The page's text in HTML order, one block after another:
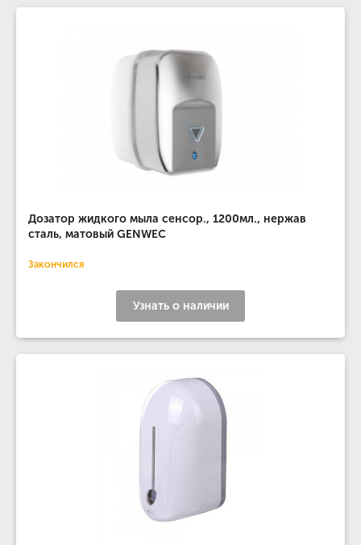
Дозатор жидкого мыла сенсор., 1200мл., нержав
сталь, матовый GENWEC
Закончился
Узнать о наличии